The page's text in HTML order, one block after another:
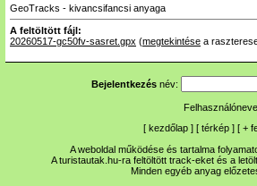
GeoTracks - kivancsifancsi anyaga
A feltöltött fájl:
20260517-gc50fv-sasret.gpx (megtekintése a
Bejelentkezés név:
[ kezdőlap ] [ térkép ] [ +
A weboldal működése és tartalma
A turistautak.hu-ra feltöltött track-eket és a
Minden egyéb anyag